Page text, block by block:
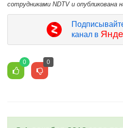
сотрудниками NDTV и опубликована
канал в
0 0